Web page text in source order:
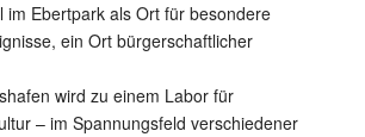
im Ebertpark als Ort für besondere
ein Ort bürgerschaftlicher
wird zu einem Labor für
– im Spannungsfeld verschiedener